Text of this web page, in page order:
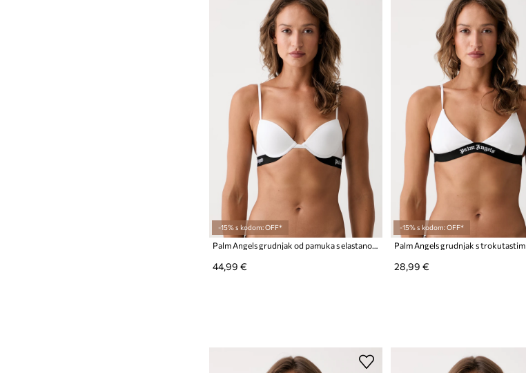
-15% s kodom: OFF*
Palm Angels grudnjak od pamuka s elastanom
44,99 €
-15% s kodom: OFF*
28,99 €